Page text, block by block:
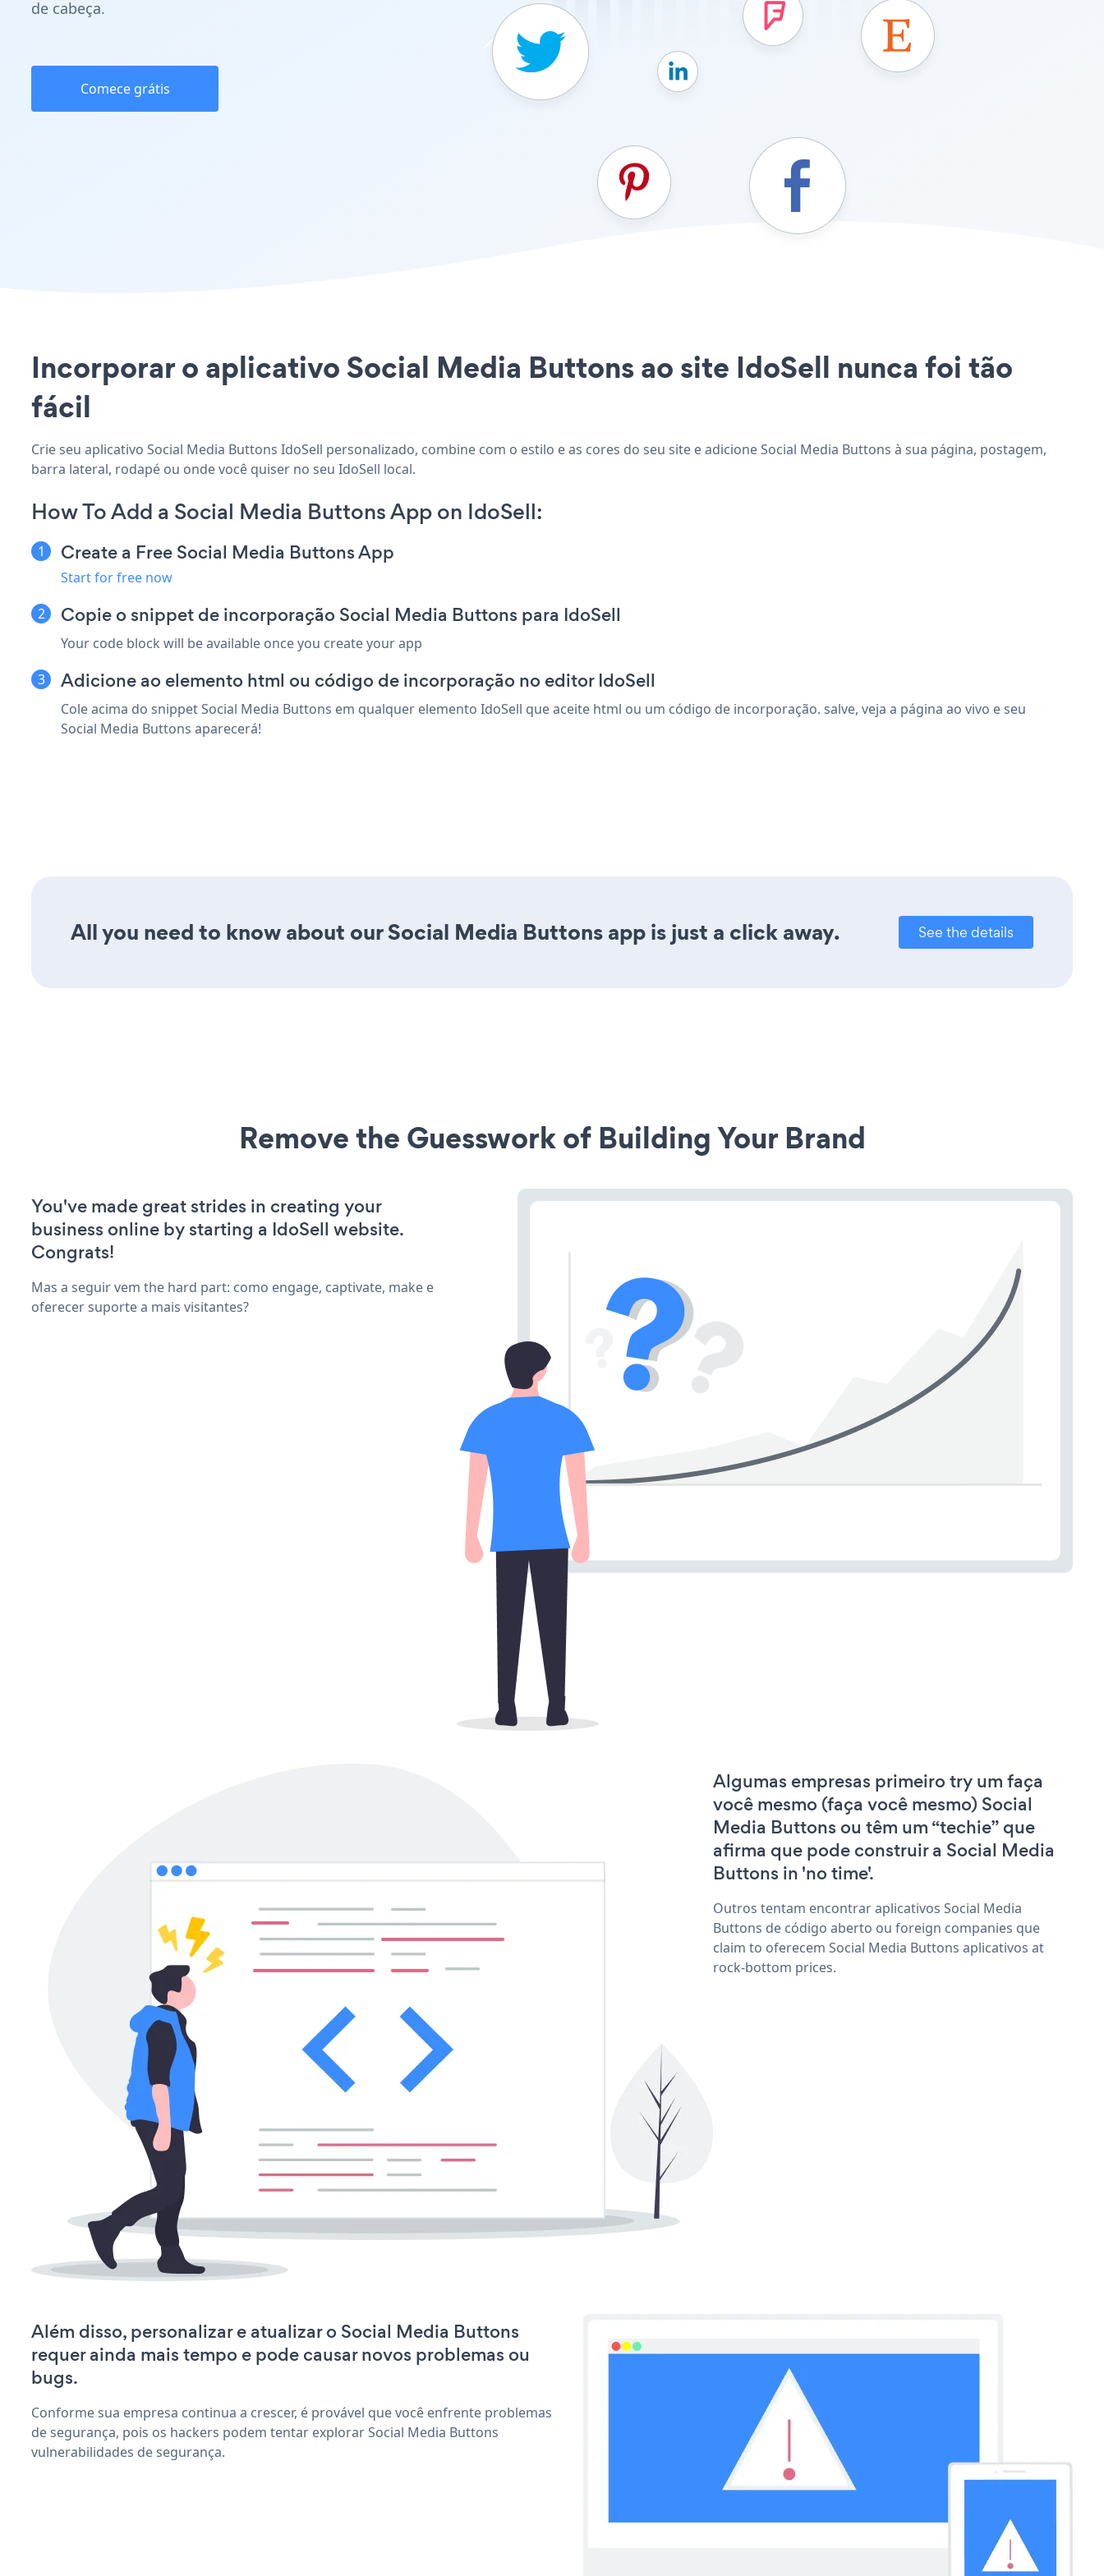
de cabeça.
Comece grátis
Incorporar o aplicativo Social Media Buttons ao site IdoSell nunca foi tão
fácil
Crie seu aplicativo Social Media Buttons IdoSell personalizado, combine com o estilo e as cores do seu site e adicione Social Media Buttons à sua página, postagem,
barra lateral, rodapé ou onde você quiser no seu IdoSell local.
How To Add a Social Media Buttons App on IdoSell:
Create a Free Social Media Buttons App
Start for free now
Copie o snippet de incorporação Social Media Buttons para IdoSell
Your code block will be available once you create your app
Adicione ao elemento html ou código de incorporação no editor IdoSell
Cole acima do snippet Social Media Buttons em qualquer elemento IdoSell que aceite html ou um código de incorporação. salve, veja a página ao vivo e seu
Social Media Buttons aparecerá!
All you need to know about our Social Media Buttons app is just a click away. See the details
Remove the Guesswork of Building Your Brand
You've made great strides in creating your
business online by starting a IdoSell website.
Congrats!
Mas a seguir vem the hard part: como engage, captivate, make e
oferecer suporte a mais visitantes?
Algumas empresas primeiro try um faça
você mesmo (faça você mesmo) Social
Media Buttons ou têm um “techie” que
afirma que pode construir a Social Media
Buttons in 'no time'.
Outros tentam encontrar aplicativos Social Media
Buttons de código aberto ou foreign companies que
claim to oferecem Social Media Buttons aplicativos at
rock-bottom prices.
Além disso, personalizar e atualizar o Social Media Buttons
requer ainda mais tempo e pode causar novos problemas ou
bugs.
Conforme sua empresa continua a crescer, é provável que você enfrente problemas
de segurança, pois os hackers podem tentar explorar Social Media Buttons
vulnerabilidades de segurança.